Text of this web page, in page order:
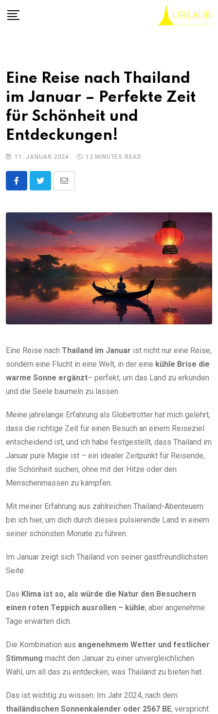
Eine Reise nach Thailand
im Januar – Perfekte Zeit
für Schönheit und
Entdeckungen!
11. JANUAR 2024 12 MINUTES READ
Share
Email
Eine Reise nach Thailand im Januar ist nicht nur eine Reise,
sondern eine Flucht in eine Welt, in der eine kühle Brise die
warme Sonne ergänzt– perfekt, um das Land zu erkunden
und die Seele baumeln zu lassen.
Meine jahrelange Erfahrung als Globetrotter hat mich gelehrt,
dass die richtige Zeit für einen Besuch an einem Reiseziel
entscheidend ist, und ich habe festgestellt, dass Thailand im
Januar pure Magie ist – ein idealer Zeitpunkt für Reisende,
die Schönheit suchen, ohne mit der Hitze oder den
Menschenmassen zu kämpfen.
Mit meiner Erfahrung aus zahlreichen Thailand-Abenteuern
bin ich hier, um dich durch dieses pulsierende Land in einem
seiner schönsten Monate zu führen.
Im Januar zeigt sich Thailand von seiner gastfreundlichsten
Seite.
Das Klima ist so, als würde die Natur den Besuchern
einen roten Teppich ausrollen – kühle, aber angenehme
Tage erwarten dich.
Die Kombination aus angenehmem Wetter und festlicher
Stimmung macht den Januar zu einer unvergleichlichen
Wahl, um all das zu entdecken, was Thailand zu bieten hat.
Das ist wichtig zu wissen: Im Jahr 2024, nach dem
thailändischen Sonnenkalender oder 2567 BE, verspricht